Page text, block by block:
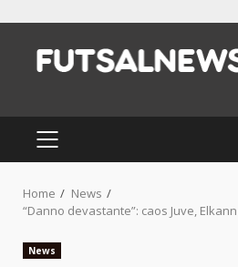
content
PRIMARY
MENU
Home
News
“Danno devastante”: caos Juve,
News